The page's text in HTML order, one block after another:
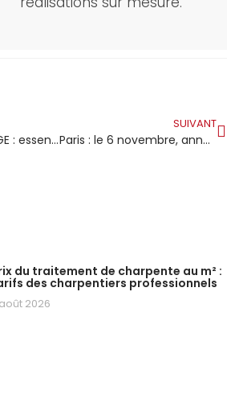
La certification RGE : essentielle pour les professionnels de la charpente
SUIVANT
Paris : le 6 novembre, annonce des membres du jury pour le prix national de la construction bois
du traitement de charpente au m² :
des charpentiers professionnels
2026